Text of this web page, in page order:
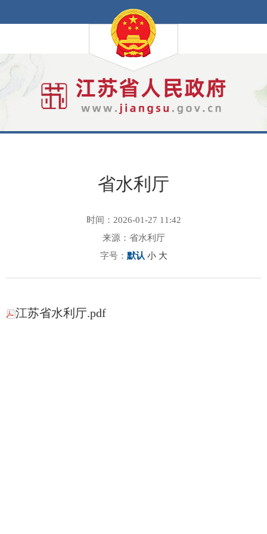
省水利厅
时间：2026-01-27 11:42
来源：省水利厅
字号： 默认 小 大
江苏省水利厅.pdf